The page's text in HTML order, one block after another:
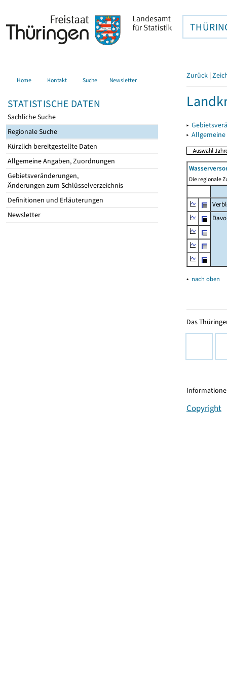
Home Kontakt Suche Newsletter
STATISTISCHE DATEN
Sachliche Suche
Regionale Suche
Kürzlich bereitgestellte Daten
Allgemeine Angaben, Zuordnungen
Gebietsveränderungen,
Änderungen zum Schlüsselverzeichnis
Definitionen und Erläuterungen
Newsletter
Zurück |
▸
▸
Die regionale
▴ nach oben
Das
Copyright